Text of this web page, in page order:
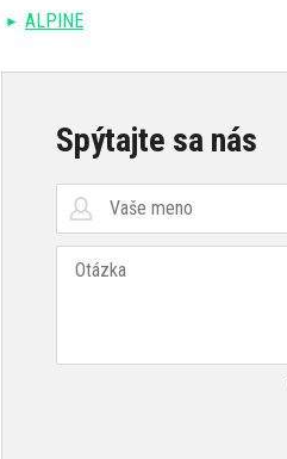
ALPINE
Spýtajte sa nás